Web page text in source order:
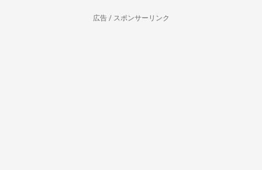
広告 / スポンサーリンク